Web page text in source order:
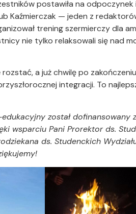
postawiła na
Kaźmierczak — jeden z
trening szermierczy dla
nie tylko relaksowali się nad
a już chwilę po
integracji. To
został dofinansowany
wsparciu Pani Prorektor ds.
ds. Studenckich